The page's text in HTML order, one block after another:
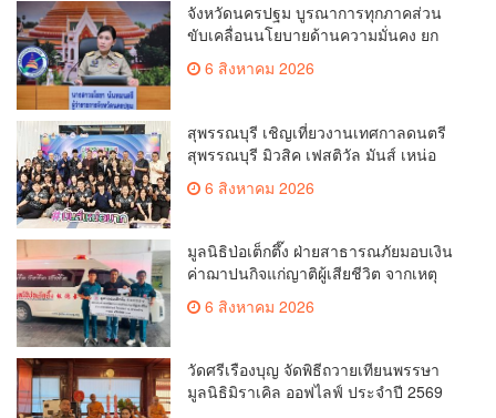
จังหวัดนครปฐม บูรณาการทุกภาคส่วน
ขับเคลื่อนนโยบายด้านความมั่นคง ยก
ระดับการป้องกันอาชญากรรมทาง
เทคโนโลยี
6 สิงหาคม 2026
สุพรรณบุรี เชิญเที่ยวงานเทศกาลดนตรี
สุพรรณบุรี มิวสิค เฟสติวัล มันส์ เหน่อ
6 สิงหาคม 2026
มูลนิธิป่อเต็กตึ๊ง ฝ่ายสาธารณภัยมอบเงิน
ค่าฌาปนกิจแก่ญาติผู้เสียชีวิต จากเหตุ
เพลิงไหม้ โรงเบียร์ ณ ลาดพร้าว จำนวน
20,000 บาท
6 สิงหาคม 2026
วัดศรีเรืองบุญ จัดพิธีถวายเทียนพรรษา
มูลนิธิมิราเคิล ออฟไลฟ์ ประจำปี 2569